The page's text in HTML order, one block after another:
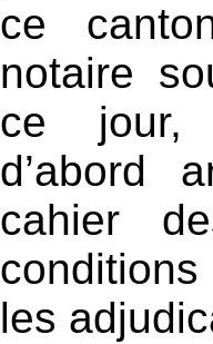
ce
notaire
ce jour,
d’abord
cahier
les